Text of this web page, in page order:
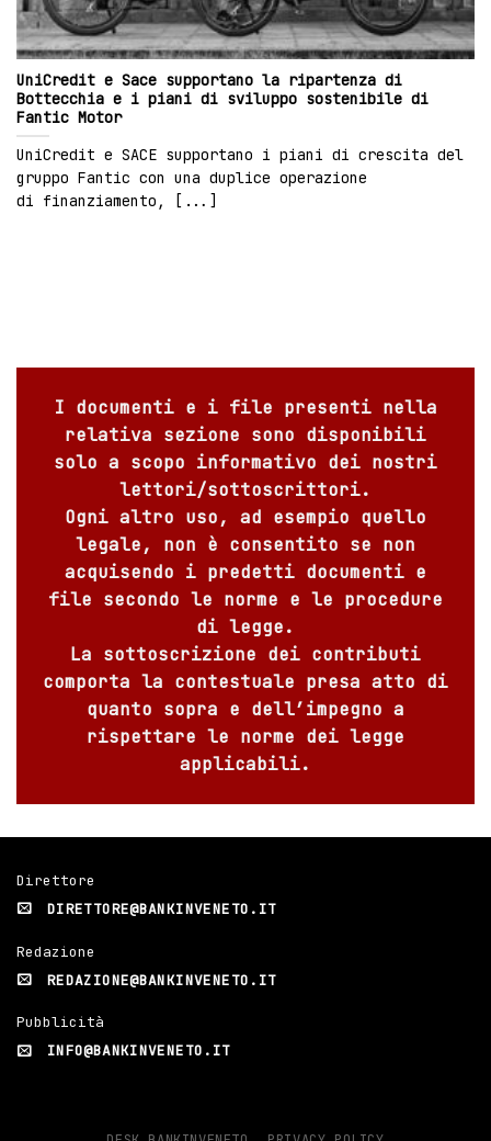
UniCredit e Sace supportano la ripartenza di
Bottecchia e i piani di sviluppo sostenibile di
Fantic Motor
UniCredit e SACE supportano i piani di crescita del
gruppo Fantic con una duplice operazione
di finanziamento, [...]
I documenti e i file presenti nella
relativa sezione sono disponibili
solo a scopo informativo dei nostri
lettori/sottoscrittori.
Ogni altro uso, ad esempio quello
legale, non è consentito se non
acquisendo i predetti documenti e
file secondo le norme e le procedure
di legge.
La sottoscrizione dei contributi
comporta la contestuale presa atto di
quanto sopra e dell’impegno a
rispettare le norme dei legge
applicabili.
Direttore
DIRETTORE@BANKINVENETO.IT
Redazione
REDAZIONE@BANKINVENETO.IT
Pubblicità
INFO@BANKINVENETO.IT